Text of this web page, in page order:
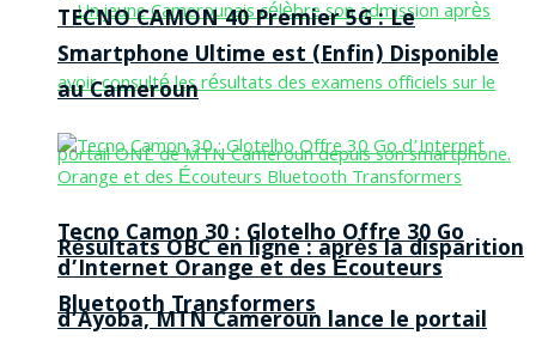
Résultats OBC en ligne : après la disparition
d’Ayoba, MTN Cameroun lance le portail
TECNO CAMON 40 Premier 5G : Le
Smartphone Ultime est (Enfin) Disponible
au Cameroun
Tecno Camon 30 : Glotelho Offre 30 Go
d’Internet Orange et des Écouteurs
Bluetooth Transformers